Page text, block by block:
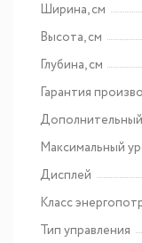
Ширина, см
Высота, см
Глубина, см
Гарантия
Максимальный
Дисплей
Класс
Тип управления